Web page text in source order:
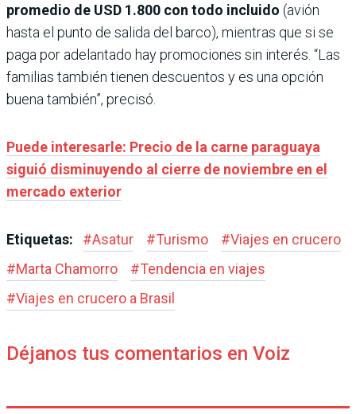
promedio de USD 1.800 con todo incluido (avión
hasta el punto de salida del barco), mientras que si se
paga por adelantado hay promociones sin interés. “Las
familias también tienen descuentos y es una opción
buena también”, precisó.
Puede interesarle: Precio de la carne paraguaya
siguió disminuyendo al cierre de noviembre en el
mercado exterior
Etiquetas: #Asatur #Turismo #Viajes en crucero
#Marta Chamorro #Tendencia en viajes
#Viajes en crucero a Brasil
Déjanos tus comentarios en Voiz